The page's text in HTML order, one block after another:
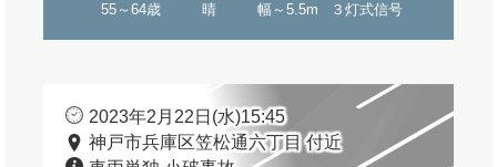
55～64歳 晴 幅～5.5m ３灯式信号
2023年2月22日(水)15:45
神戸市兵庫区笠松通六丁目 付近